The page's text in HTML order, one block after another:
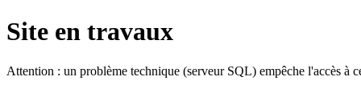
Site en travaux
Attention : un problème technique (serveur SQL) empêche l'accès à